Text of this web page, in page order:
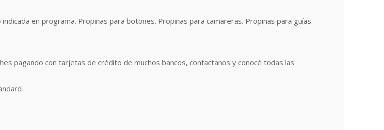
en programa. Propinas para botones. Propinas para camareras. Propinas para guías.
pagando con tarjetas de crédito de muchos bancos, contactanos y conocé todas las